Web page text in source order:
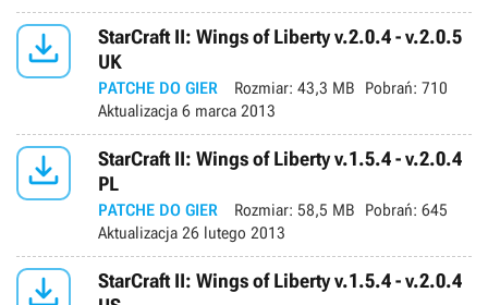

StarCraft II: Wings of Liberty v.2.0.4 - v.2.0.5
UK
PATCHE DO GIER Rozmiar: 43,3 MB Pobrań: 710
Aktualizacja 6 marca 2013

StarCraft II: Wings of Liberty v.1.5.4 - v.2.0.4
PL
PATCHE DO GIER Rozmiar: 58,5 MB Pobrań: 645
Aktualizacja 26 lutego 2013

StarCraft II: Wings of Liberty v.1.5.4 - v.2.0.4